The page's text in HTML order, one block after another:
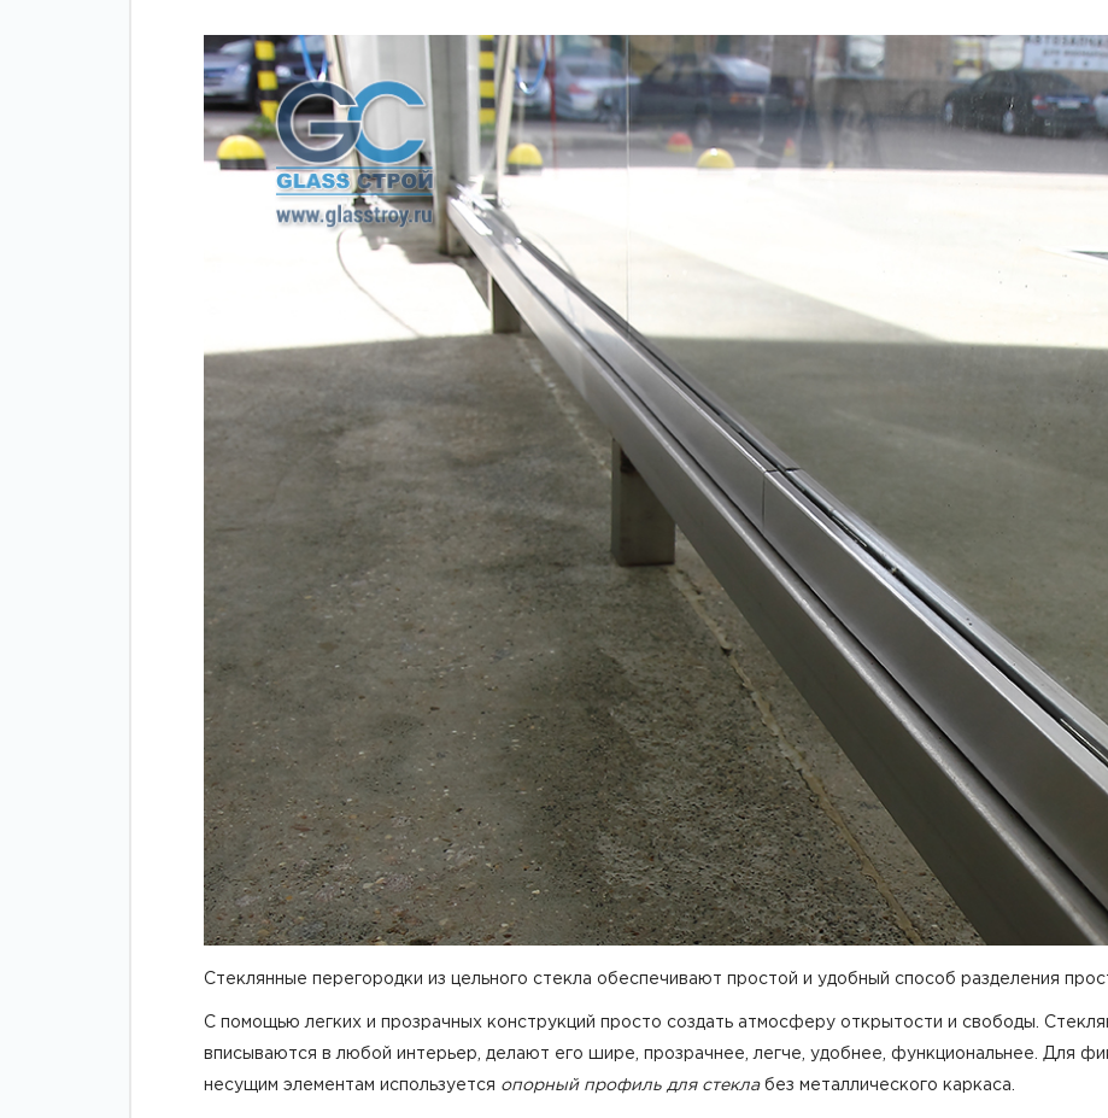
Зажимные
профили
Фурнитура для
межкомнатных
дверей
Фурнитура для
душевых
ограждений
(раздвижная
Фурнитура для
душевых
ограждений
Стеклянные перегородки из цельного стекла обеспечивают простой и удобный способ разделения
С помощью легких и прозрачных конструкций просто создать атмосферу открытости и свободы.
вписываются в любой интерьер, делают его шире, прозрачнее, легче, удобнее, функциональнее. Для
несущим элементам используется опорный профиль для стекла без металлического каркаса.